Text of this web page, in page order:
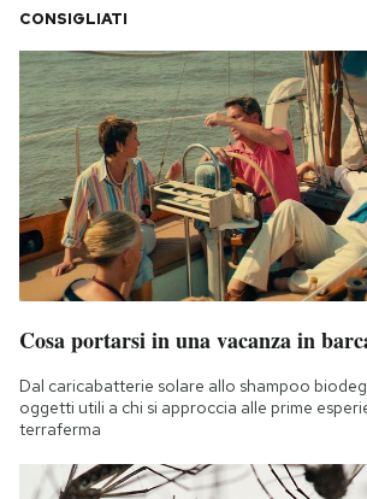
CONSIGLIATI
Cosa portarsi in una vacanza in
Dal caricabatterie solare allo shampoo
oggetti utili a chi si approccia alle prime
terraferma